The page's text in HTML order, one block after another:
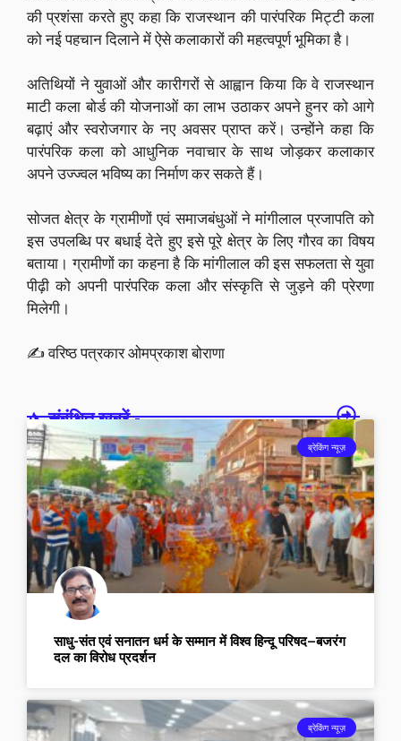
की प्रशंसा करते हुए कहा कि राजस्थान की पारंपरिक मिट्टी कला
को नई पहचान दिलाने में ऐसे कलाकारों की महत्वपूर्ण भूमिका है।
अतिथियों ने युवाओं और कारीगरों से आह्वान किया कि वे राजस्थान
माटी कला बोर्ड की योजनाओं का लाभ उठाकर अपने हुनर को आगे
बढ़ाएं और स्वरोजगार के नए अवसर प्राप्त करें। उन्होंने कहा कि
पारंपरिक कला को आधुनिक नवाचार के साथ जोड़कर कलाकार
अपने उज्ज्वल भविष्य का निर्माण कर सकते हैं।
सोजत क्षेत्र के ग्रामीणों एवं समाजबंधुओं ने मांगीलाल प्रजापति को
इस उपलब्धि पर बधाई देते हुए इसे पूरे क्षेत्र के लिए गौरव का विषय
बताया। ग्रामीणों का कहना है कि मांगीलाल की इस सफलता से युवा
पीढ़ी को अपनी पारंपरिक कला और संस्कृति से जुड़ने की प्रेरणा
मिलेगी।
✍️ वरिष्ठ पत्रकार ओमप्रकाश बोराणा
संबंधित खबरें -
ब्रेकिंग न्यूज़
साधु-संत एवं सनातन धर्म के सम्मान में विश्व हिन्दू परिषद–बजरंग
दल का विरोध प्रदर्शन
ब्रेकिंग न्यूज़